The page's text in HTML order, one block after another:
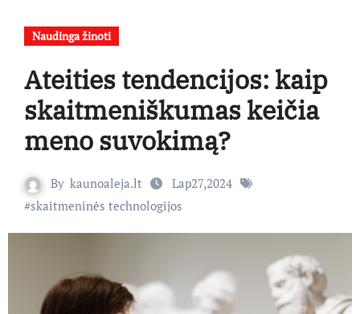
Naudinga žinoti
Ateities tendencijos: kaip
skaitmeniškumas keičia
meno suvokimą?
By kaunoaleja.lt
Lap27,2024
#skaitmeninės technologijos